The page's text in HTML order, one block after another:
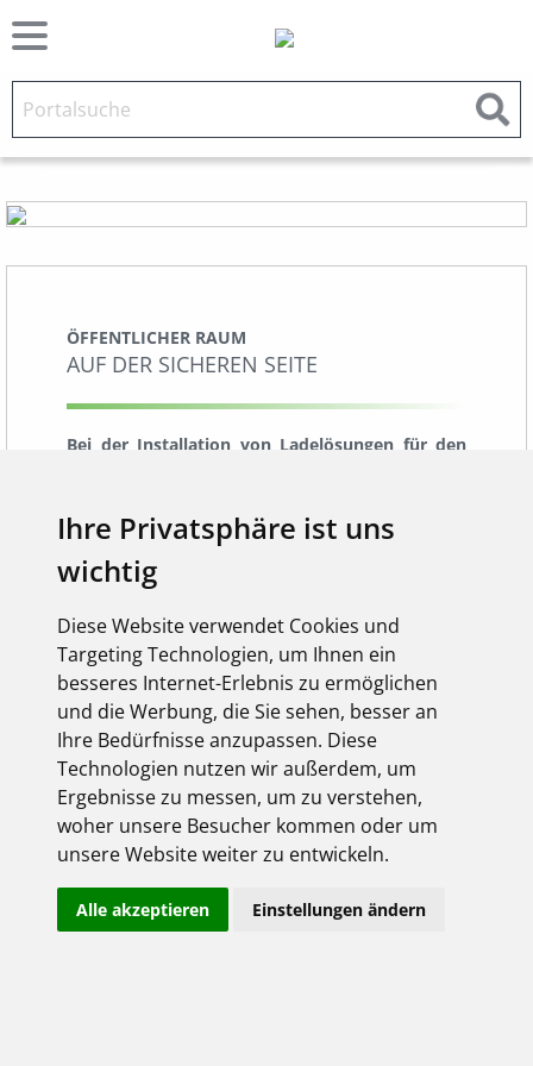
Ihre Privatsphäre ist uns
wichtig
Diese Website verwendet Cookies und
Targeting Technologien, um Ihnen ein
besseres Internet-Erlebnis zu ermöglichen
und die Werbung, die Sie sehen, besser an
Ihre Bedürfnisse anzupassen. Diese
Technologien nutzen wir außerdem, um
Ergebnisse zu messen, um zu verstehen,
woher unsere Besucher kommen oder um
unsere Website weiter zu entwickeln.
Alle akzeptieren Einstellungen ändern
ÖFFENTLICHER RAUM
AUF DER SICHEREN SEITE
Bei der Installation von Ladelösungen für den
insbesondere die gesetzlichen Vorgaben zur
Eichrechtskonformität sowie die Anforderungen
an die Zahlungsmöglichkeiten entscheidend.
öffentlichen Ladepunkt lädt, zahlt für den
geladenen Strom. Damit Autofahrer nur für die
Energiemenge zahlen, die sie tatsächlich
beziehen, besteht seit 2019 in Deutschland eine
Verpflichtung zur Eichrechtskonformität für
Ladestationen im öffentlichen Raum.
Das bedeutet, dass die Lademengen präzise
gemessen und transparent abgerechnet werden
müssen. Betreiber von Ladestationen sind
verpflichtet, geeichte Messsysteme zu
verwenden, die eine genaue Erfassung der
geladenen Energiemenge sicherstellen. Zudem
ist es erforderlich, dass Kunden jederzeit Zugang